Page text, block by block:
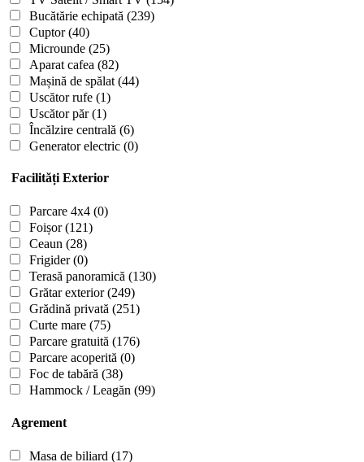
Bucătărie echipată (239)
Cuptor(40)
Microunde (25)
Aparat cafea (82)
Mașină de spălat (44)
Uscător rufe (1)
Uscător păr(1)
Încălzire centrală (6)
Generator electric (0)
Facilități Exterior
Parcare 4x4 (0)
Foișor(121)
Ceaun (28)
Frigider(0)
Terasă panoramică (130)
Grătar exterior(249)
Grădină privată (251)
Curte mare (75)
Parcare gratuită (176)
Parcare acoperită (0)
Foc de tabără (38)
Hammock / Leagăn (99)
Agrement
Masa de biliard (17)